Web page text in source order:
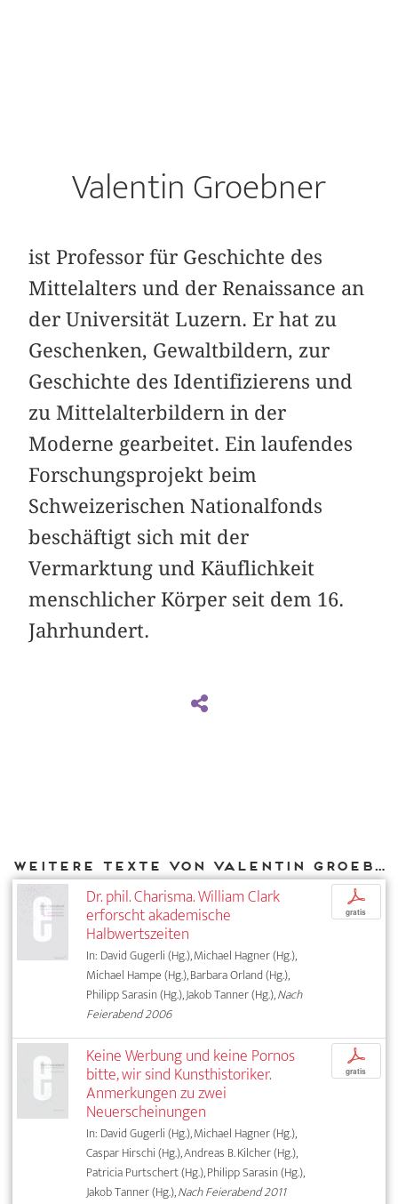
Valentin Groebner
ist Professor für Geschichte des
Mittelalters und der Renaissance an
der Universität Luzern. Er hat zu
Geschenken, Gewaltbildern, zur
Geschichte des Identifizierens und
zu Mittelalterbildern in der
Moderne gearbeitet. Ein laufendes
Forschungsprojekt beim
Schweizerischen Nationalfonds
beschäftigt sich mit der
Vermarktung und Käuflichkeit
menschlicher Körper seit dem 16.
Jahrhundert.
Weitere Texte von Valentin Groebner bei DIAPHANES
Dr. phil. Charisma. William Clark
erforscht akademische
Halbwertszeiten
In: David Gugerli (Hg.), Michael Hagner (Hg.),
Michael Hampe (Hg.), Barbara Orland (Hg.),
Philipp Sarasin (Hg.), Jakob Tanner (Hg.),Nach
Feierabend 2006
p
gratis
Keine Werbung und keine Pornos
bitte, wir sind Kunsthistoriker.
Anmerkungen zu zwei
Neuerscheinungen
In: David Gugerli (Hg.), Michael Hagner (Hg.),
Caspar Hirschi (Hg.), Andreas B. Kilcher (Hg.),
Patricia Purtschert (Hg.), Philipp Sarasin (Hg.),
Jakob Tanner (Hg.),Nach Feierabend 2011
p
gratis